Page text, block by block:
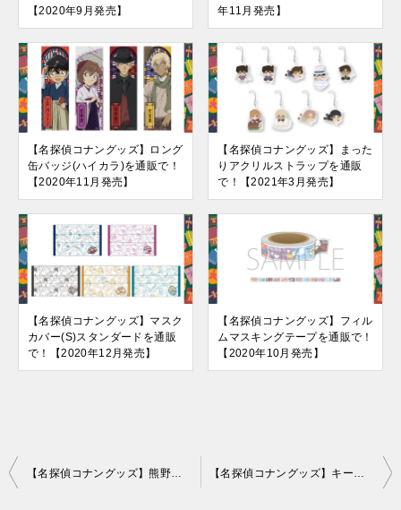
【2020年9月発売】
年11月発売】
【名探偵コナングッズ】ロング
缶バッジ(ハイカラ)を通販で！
【2020年11月発売】
【名探偵コナングッズ】まった
りアクリルストラップを通販
で！【2021年3月発売】
【名探偵コナングッズ】マスク
カバー(S)スタンダードを通販
で！【2020年12月発売】
【名探偵コナングッズ】フィル
ムマスキングテープを通販で！
【2020年10月発売】
投